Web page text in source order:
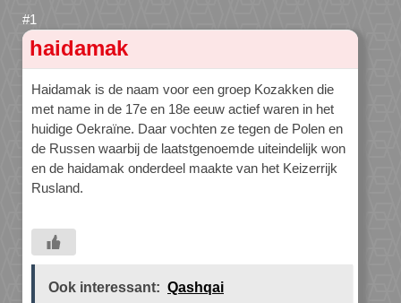
haidamak
Haidamak is de naam voor een groep Kozakken die
met name in de 17e en 18e eeuw actief waren in het
huidige Oekraïne. Daar vochten ze tegen de Polen en
de Russen waarbij de laatstgenoemde uiteindelijk won
en de haidamak onderdeel maakte van het Keizerrijk
Rusland.
Ook interessant: Qashqai